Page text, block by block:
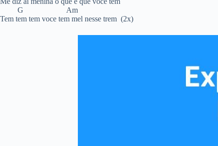
G Am
Tem tem tem voce tem mel nesse trem (2x)